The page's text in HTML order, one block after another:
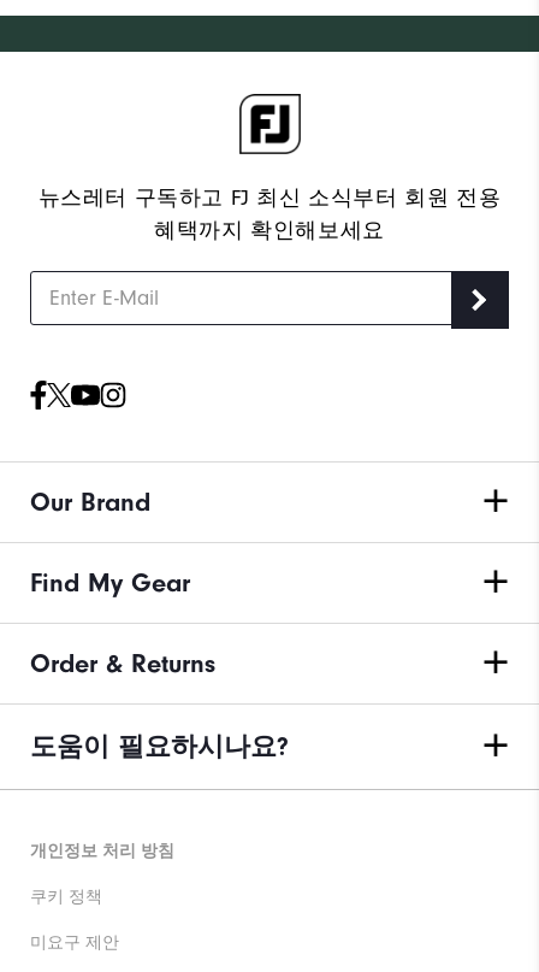
뉴스레터 구독하고 FJ 최신 소식부터 회원 전용
혜택까지 확인해보세요
Our Brand
Find My Gear
Order & Returns
도움이 필요하시나요?
개인정보 처리 방침
쿠키 정책
미요구 제안